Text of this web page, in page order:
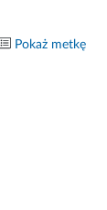
Pokaż metkę